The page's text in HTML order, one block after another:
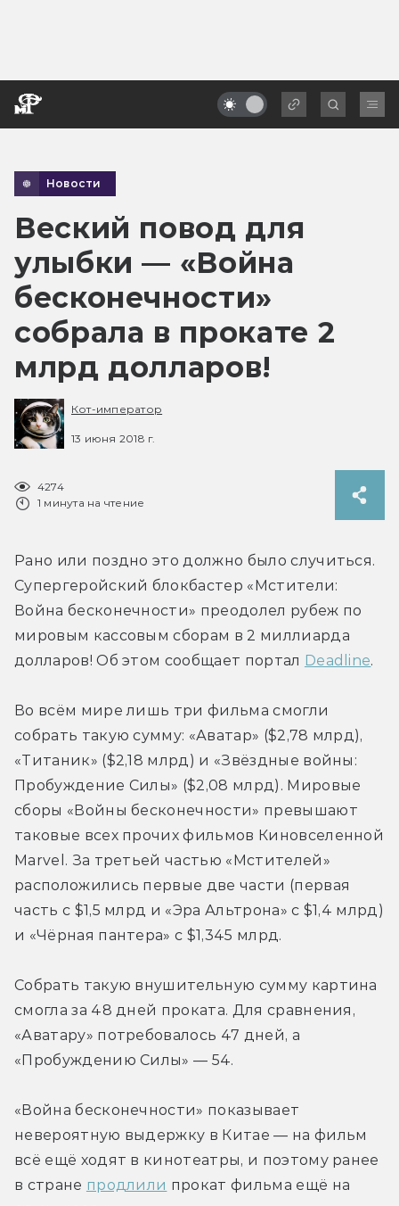
Новости
Веский повод для
улыбки — «Война
бесконечности»
собрала в прокате 2
млрд долларов!
Кот-император
13 июня 2018 г.
4274
1 минута на чтение
Рано или поздно это должно было случиться.
Супергеройский блокбастер «Мстители:
Война бесконечности» преодолел рубеж по
мировым кассовым сборам в 2 миллиарда
долларов! Об этом сообщает портал Deadline.
Во всём мире лишь три фильма смогли
собрать такую сумму: «Аватар» ($2,78 млрд),
«Титаник» ($2,18 млрд) и «Звёздные войны:
Пробуждение Силы» ($2,08 млрд). Мировые
сборы «Войны бесконечности» превышают
таковые всех прочих фильмов Киновселенной
Marvel. За третьей частью «Мстителей»
расположились первые две части (первая
часть с $1,5 млрд и «Эра Альтрона» с $1,4 млрд)
и «Чёрная пантера» с $1,345 млрд.
Собрать такую внушительную сумму картина
смогла за 48 дней проката. Для сравнения,
«Аватару» потребовалось 47 дней, а
«Пробуждению Силы» — 54.
«Война бесконечности» показывает
невероятную выдержку в Китае — на фильм
всё ещё ходят в кинотеатры, и поэтому ранее
в стране продлили прокат фильма ещё на